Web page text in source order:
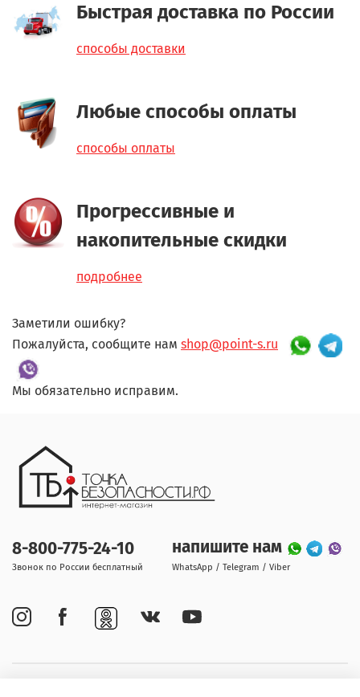
Быстрая доставка по России
способы доставки
Любые способы оплаты
способы оплаты
Прогрессивные и
накопительные скидки
подробнее
Заметили ошибку?
Пожалуйста, сообщите нам shop@point-s.ru
Мы обязательно исправим.
8-800-775-24-10
Звонок по России бесплатный
напишите нам
WhatsApp / Telegram / Viber